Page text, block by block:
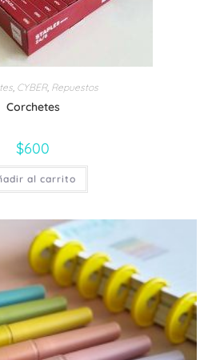
, CYBER, Repuestos
Corchetes
$600
al carrito